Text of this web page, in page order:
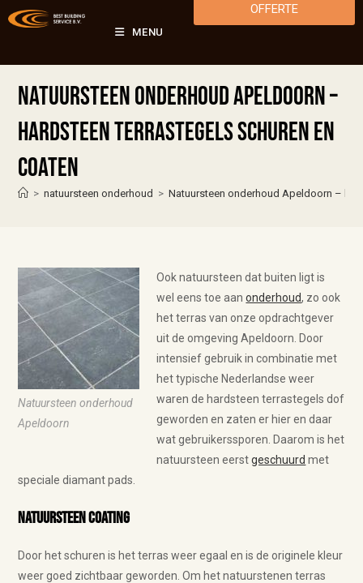
MENU
OFFERTE
Natuursteen onderhoud Apeldoorn –
hardsteen terrastegels schuren en
coaten
> natuursteen onderhoud > Natuursteen onderhoud Apeldoorn –
Natuursteen onderhoud
Apeldoorn
Ook natuursteen dat buiten ligt is
wel eens toe aanonderhoud, zo ook
het terras van onze opdrachtgever
uit de omgeving Apeldoorn. Door
intensief gebruik in combinatie met
het typische Nederlandse weer
waren de hardsteen terrastegels dof
geworden en zaten er hier en daar
wat gebruikerssporen. Daarom is het
natuursteen eerstgeschuurd met
speciale diamant pads.
Natuursteen coating
Door het schuren is het terras weer egaal en is de originele kleur
weer goed zichtbaar geworden. Om het natuurstenen terras